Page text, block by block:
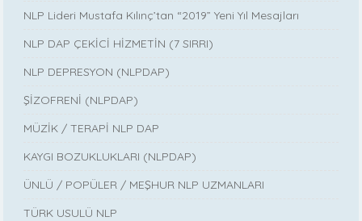
NLP Lideri Mustafa Kılınç’tan “2019” Yeni Yıl Mesajları
NLP DAP ÇEKİCİ HİZMETİN (7 SIRRI)
NLP DEPRESYON (NLPDAP)
ŞİZOFRENİ (NLPDAP)
MÜZİK / TERAPİ NLP DAP
KAYGI BOZUKLUKLARI (NLPDAP)
ÜNLÜ / POPÜLER / MEŞHUR NLP UZMANLARI
TÜRK USULÜ NLP